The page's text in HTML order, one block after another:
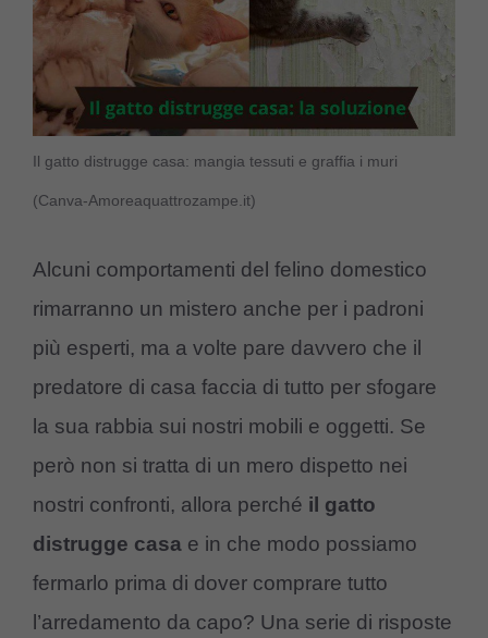
Il gatto distrugge casa: mangia tessuti e graffia i muri
(Canva-Amoreaquattrozampe.it)
Alcuni comportamenti del felino domestico
rimarranno un mistero anche per i padroni
più esperti, ma a volte pare davvero che il
predatore di casa faccia di tutto per sfogare
la sua rabbia sui nostri mobili e oggetti. Se
però non si tratta di un mero dispetto nei
nostri confronti, allora perché il gatto
distrugge casa e in che modo possiamo
fermarlo prima di dover comprare tutto
l’arredamento da capo? Una serie di risposte